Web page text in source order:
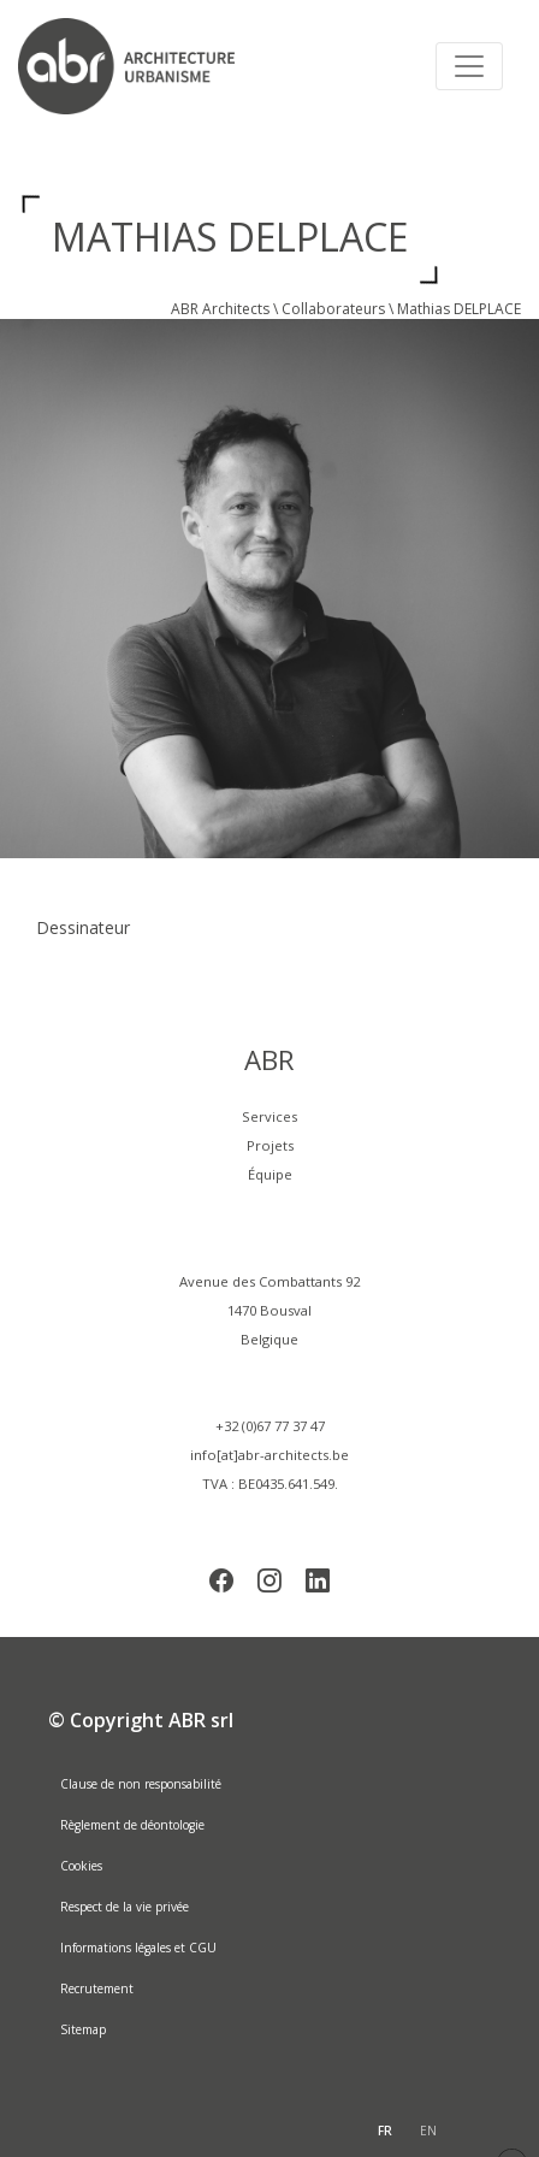
ABR ARCHITECTS
MATHIAS DELPLACE
ABR Architects\ Collaborateurs\ Mathias DELPLACE
Dessinateur
ABR
Services
Projets
Équipe
Avenue des Combattants 92
1470 Bousval
Belgique
+32 (0)67 77 37 47
info[at]abr-architects.be
TVA : BE0435.641.549.
© Copyright ABR srl
Clause de non responsabilité
Règlement de déontologie
Cookies
Respect de la vie privée
Informations légales et CGU
Recrutement
Sitemap
FR EN